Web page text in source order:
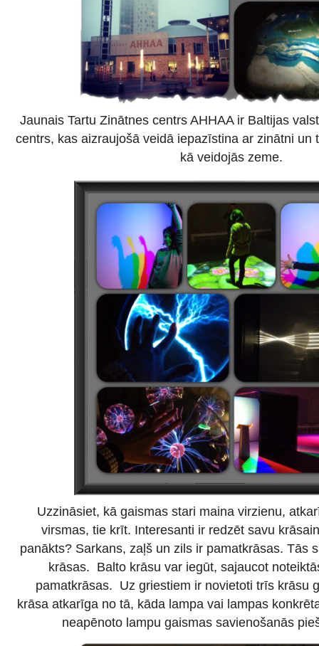
Jaunais Tartu Zinātnes centrs AHHAA ir Baltijas
centrs, kas aizraujošā veidā iepazīstina ar zinātni un
kā veidojās zeme.
Uzzināsiet, kā gaismas stari maina virzienu,
virsmas, tie krīt. Interesanti ir redzēt savu
panākts? Sarkans, zaļš un zils ir pamatkrāsas. Tās
krāsas. Balto krāsu var iegūt, sajaucot
pamatkrāsas. Uz griestiem ir novietoti trīs krāsu
krāsa atkarīga no tā, kāda lampa vai lampas
neapēnoto lampu gaismas savienošanās